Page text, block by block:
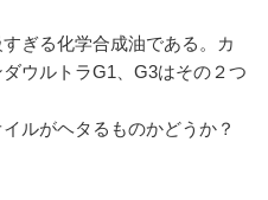
ぎる化学合成油である。カ
ウルトラG1、G3はその２つ
ルがヘタるものかどうか？